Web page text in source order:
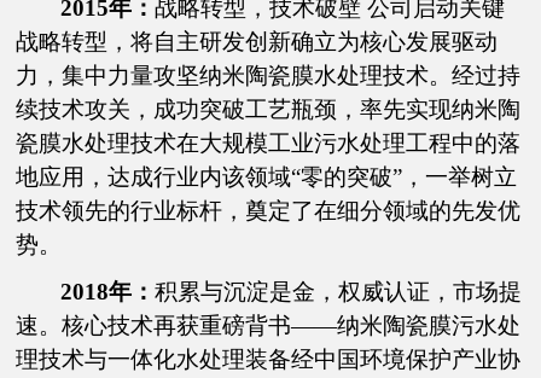
2015年：战略转型，技术破壁 公司启动关键
战略转型，将自主研发创新确立为核心发展驱动
力，集中力量攻坚纳米陶瓷膜水处理技术。经过持
续技术攻关，成功突破工艺瓶颈，率先实现纳米陶
瓷膜水处理技术在大规模工业污水处理工程中的落
地应用，达成行业内该领域“零的突破”，一举树立
技术领先的行业标杆，奠定了在细分领域的先发优
势。
2018年：积累与沉淀是金，权威认证，市场提
速。核心技术再获重磅背书——纳米陶瓷膜污水处
理技术与一体化水处理装备经中国环境保护产业协